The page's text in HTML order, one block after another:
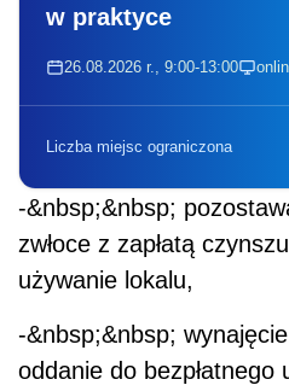
w praktyce
26.08.2026 r., 9:00-13:00
Liczba miejsc ograniczona
-&nbsp;&nbsp;
zwłoce z zapłatą
używanie lokalu,
-&nbsp;&nbsp;
oddanie do bezpłatnego